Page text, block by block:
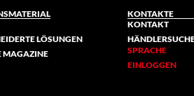
LÖSUNGEN
MAGAZINE
KONTAKTE
KONTAKT
SPRACHE
EINLOGGEN